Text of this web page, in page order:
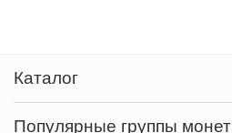
Каталог
Популярные группы монет